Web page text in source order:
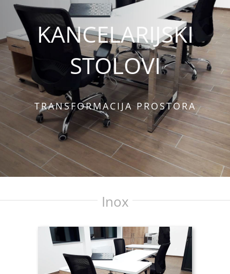
KANCELARIJSKI
STOLOVI
TRANSFORMACIJA PROSTORA
Inox